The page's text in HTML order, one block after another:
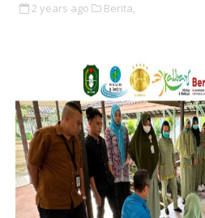
2 years ago Berita,